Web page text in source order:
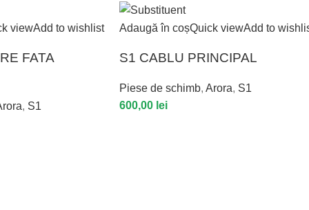
viewAdd to wishlist
FATA
, S1
Adaugă în coșQuick viewAdd to
S1 CABLU PRINCIPAL
Piese de schimb, Arora, S1
600,00 lei